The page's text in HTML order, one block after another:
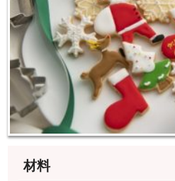
材料